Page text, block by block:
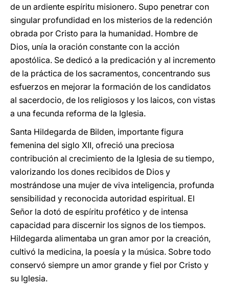
de un ardiente espíritu misionero. Supo penetrar con
singular profundidad en los misterios de la redención
obrada por Cristo para la humanidad. Hombre de
Dios, unía la oración constante con la acción
apostólica. Se dedicó a la predicación y al incremento
de la práctica de los sacramentos, concentrando sus
esfuerzos en mejorar la formación de los candidatos
al sacerdocio, de los religiosos y los laicos, con vistas
a una fecunda reforma de la Iglesia.
Santa Hildegarda de Bilden, importante figura
femenina del siglo XII, ofreció una preciosa
contribución al crecimiento de la Iglesia de su tiempo,
valorizando los dones recibidos de Dios y
mostrándose una mujer de viva inteligencia, profunda
sensibilidad y reconocida autoridad espiritual. El
Señor la dotó de espíritu profético y de intensa
capacidad para discernir los signos de los tiempos.
Hildegarda alimentaba un gran amor por la creación,
cultivó la medicina, la poesía y la música. Sobre todo
conservó siempre un amor grande y fiel por Cristo y
su Iglesia.